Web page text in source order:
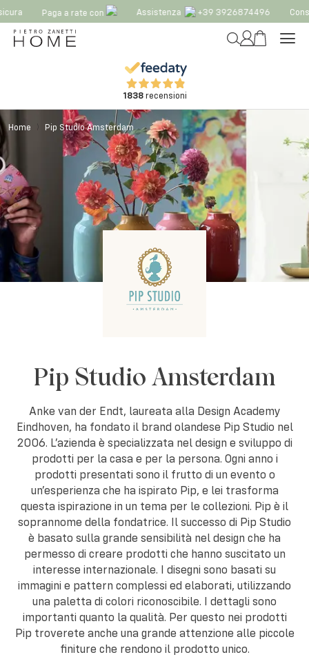
Paga a rate con Assistenza +39 3926874496
1838recensioni
Home Pip Studio Amsterdam
Pip Studio Amsterdam
Anke van der Endt, laureata alla Design Academy
Eindhoven, ha fondato il brand olandese Pip Studio nel
2006. L’azienda è specializzata nel design e sviluppo di
prodotti per la casa e per la persona. Ogni anno i
prodotti presentati sono il frutto di un evento o
un’esperienza che ha ispirato Pip, e lei trasforma
questa ispirazione in un tema per le collezioni. Pip è il
soprannome della fondatrice. Il successo di Pip Studio
è basato sulla grande sensibilità nel design che ha
permesso di creare prodotti che hanno suscitato un
interesse internazionale. I disegni sono basati su
immagini e pattern complessi ed elaborati, utilizzando
una paletta di colori riconoscibile. I dettagli sono
importanti quanto la qualità. Per questo nei prodotti
Pip troverete anche una grande attenzione alle piccole
finiture che rendono il prodotto unico.